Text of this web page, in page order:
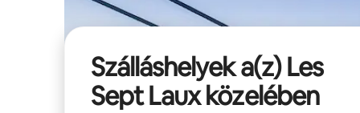
Szálláshelyek a(z) Les
Sept Laux közelében